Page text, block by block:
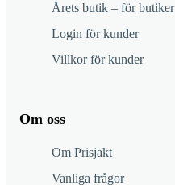
Årets butik – för butiker
Login för kunder
Villkor för kunder
Om oss
Om Prisjakt
Vanliga frågor